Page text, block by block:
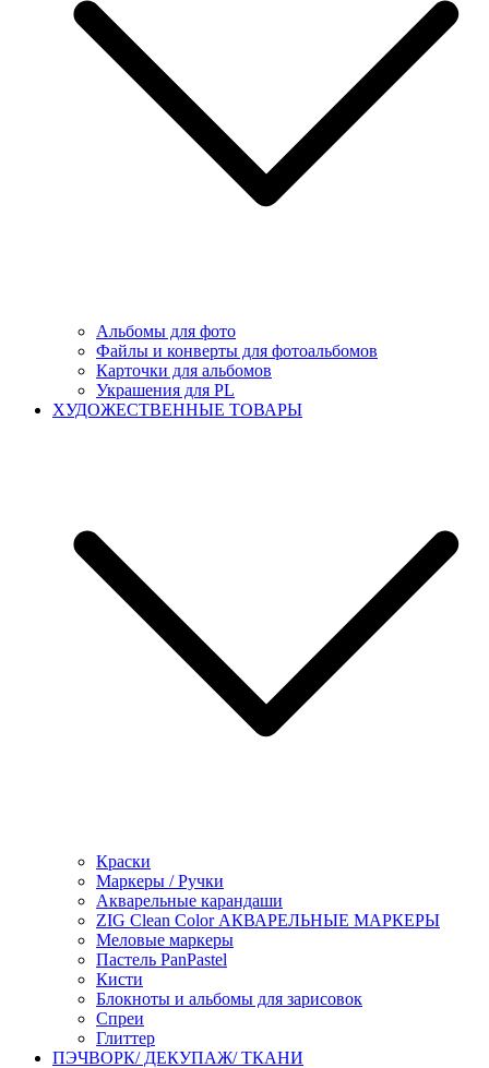
Альбомы для фото
Файлы и конверты для фотоальбомов
Карточки для альбомов
Украшения для PL
ХУДОЖЕСТВЕННЫЕ ТОВАРЫ
Краски
Маркеры / Ручки
Акварельные карандаши
ZIG Clean Color АКВАРЕЛЬНЫЕ МАРКЕРЫ
Меловые маркеры
Пастель PanPastel
Кисти
Блокноты и альбомы для зарисовок
Спреи
Глиттер
ПЭЧВОРК/ ДЕКУПАЖ/ ТКАНИ